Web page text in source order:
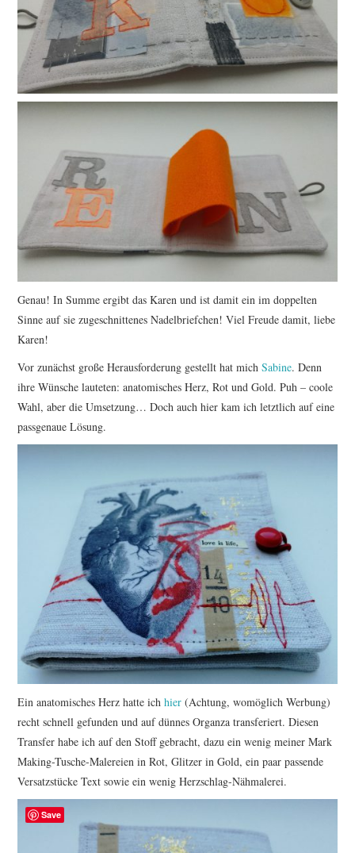
Genau! In Summe ergibt das Karen und ist damit ein im doppelten
Sinne auf sie zugeschnittenes Nadelbriefchen! Viel Freude damit, liebe
Karen!
Vor zunächst große Herausforderung gestellt hat michSabine. Denn
ihre Wünsche lauteten: anatomisches Herz, Rot und Gold. Puh – coole
Wahl, aber die Umsetzung… Doch auch hier kam ich letztlich auf eine
passgenaue Lösung.
Ein anatomisches Herz hatte ichhier (Achtung, womöglich Werbung)
recht schnell gefunden und auf dünnes Organza transferiert. Diesen
Transfer habe ich auf den Stoff gebracht, dazu ein wenig meiner Mark
Making-Tusche-Malereien in Rot, Glitzer in Gold, ein paar passende
Versatzstücke Text sowie ein wenig Herzschlag-Nähmalerei.
Save